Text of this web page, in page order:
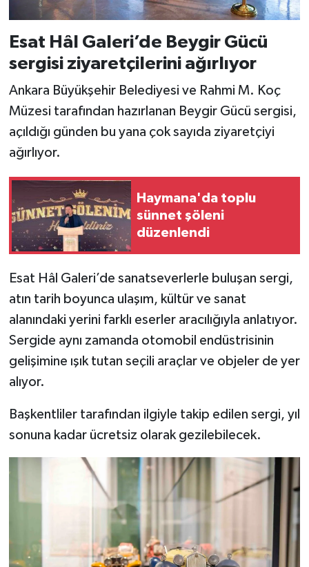
Esat Hâl Galeri’de Beygir Gücü
sergisi ziyaretçilerini ağırlıyor
Ankara Büyükşehir Belediyesi ve Rahmi M. Koç
Müzesi tarafından hazırlanan Beygir Gücü sergisi,
açıldığı günden bu yana çok sayıda ziyaretçiyi
ağırlıyor.
Haymana'da toplu
sünnet şöleni
düzenlendi
Esat Hâl Galeri’de sanatseverlerle buluşan sergi,
atın tarih boyunca ulaşım, kültür ve sanat
alanındaki yerini farklı eserler aracılığıyla anlatıyor.
Sergide aynı zamanda otomobil endüstrisinin
gelişimine ışık tutan seçili araçlar ve objeler de yer
alıyor.
Başkentliler tarafından ilgiyle takip edilen sergi, yıl
sonuna kadar ücretsiz olarak gezilebilecek.